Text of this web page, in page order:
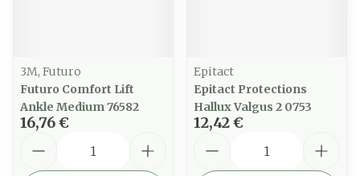
3M, Futuro
Futuro Comfort Lift
Ankle Medium 76582
16,76 €
Epitact
Epitact Protections
Hallux Valgus 2 0753
12,42 €